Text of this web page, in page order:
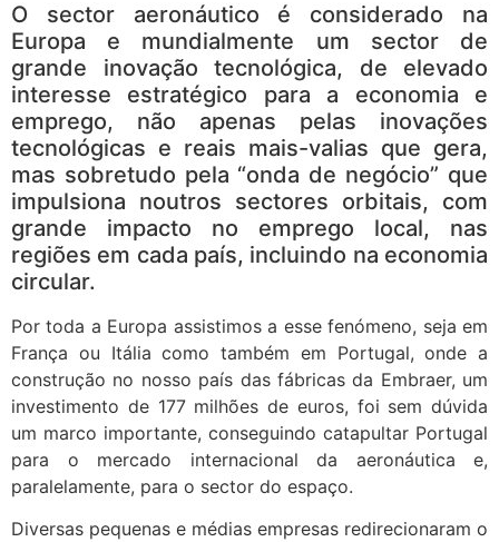
O sector aeronáutico é considerado na
Europa e mundialmente um sector de
grande inovação tecnológica, de elevado
interesse estratégico para a economia e
emprego, não apenas pelas inovações
tecnológicas e reais mais-valias que gera,
mas sobretudo pela “onda de negócio” que
impulsiona noutros sectores orbitais, com
grande impacto no emprego local, nas
regiões em cada país, incluindo na economia
circular.
Por toda a Europa assistimos a esse fenómeno, seja em
França ou Itália como também em Portugal, onde a
construção no nosso país das fábricas da Embraer, um
investimento de 177 milhões de euros, foi sem dúvida
um marco importante, conseguindo catapultar Portugal
para o mercado internacional da aeronáutica e,
paralelamente, para o sector do espaço.
Diversas pequenas e médias empresas redirecionaram o